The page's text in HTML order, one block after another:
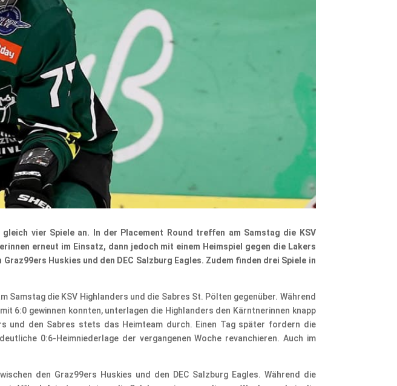
gleich vier Spiele an. In der Placement Round treffen am Samstag die KSV
erneut im Einsatz, dann jedoch mit einem Heimspiel gegen die Lakers
Huskies und den DEC Salzburg Eagles. Zudem finden drei Spiele in
Samstag die KSV Highlanders und die Sabres St. Pölten gegenüber. Während
6:0 gewinnen konnten, unterlagen die Highlanders den Kärntnerinnen knapp
und den Sabres stets das Heimteam durch. Einen Tag später fordern die
0:6-Heimniederlage der vergangenen Woche revanchieren. Auch im
den Graz99ers Huskies und den DEC Salzburg Eagles. Während die